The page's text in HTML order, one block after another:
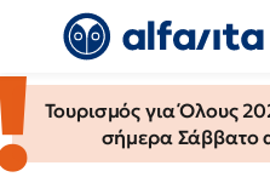
Τουρισμός για Όλους
σήμερα Σάββατο